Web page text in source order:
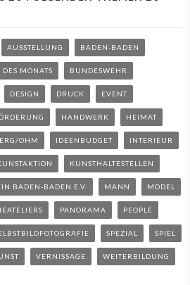
AUSSTELLUNG BADEN-BADEN
DES MONATS BUNDESWEHR
DESIGN DRUCK EVENT
HANDWERK HEIMAT
OHM IDEENBUDGET INTERIEUR
KUNSTHALTESTELLEN
BADEN-BADEN E.V. MANN MODEL
PANORAMA PEOPLE
SPEZIAL SPIEL
VERNISSAGE WEITERBILDUNG